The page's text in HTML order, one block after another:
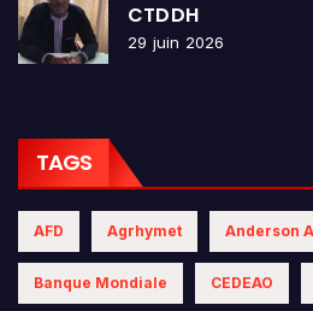
CTDDH
29 juin 2026
TAGS
AFD Agrhymet Anderson
Banque Mondiale CEDEAO